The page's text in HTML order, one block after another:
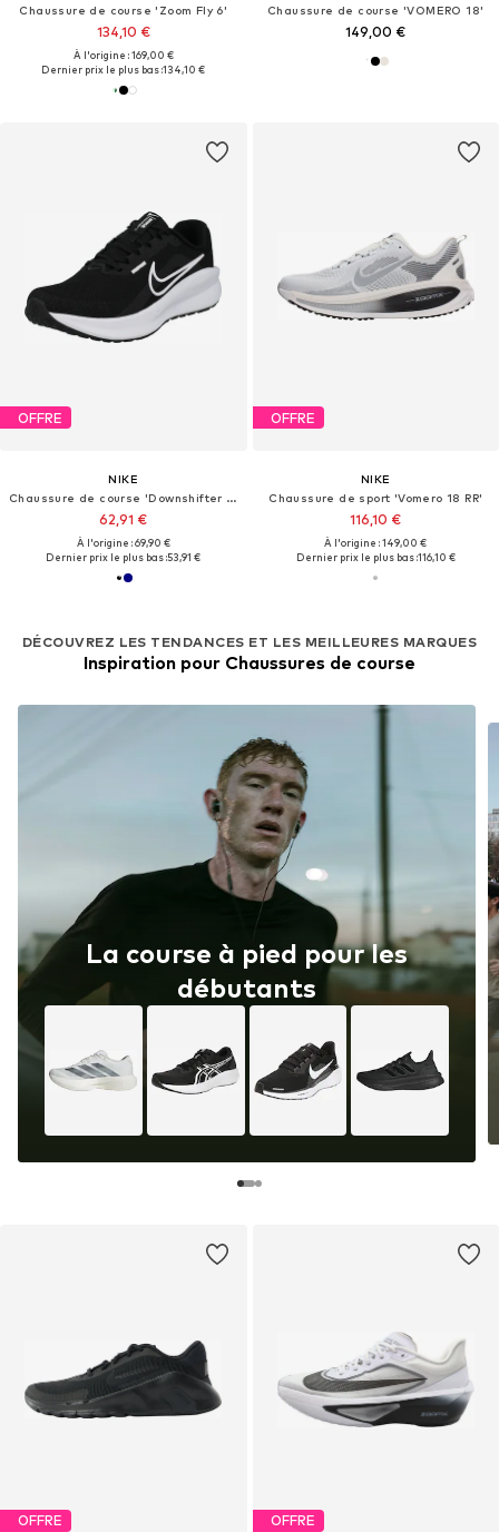
Chaussure de course 'Zoom Fly 6'
134,10 €
À l'origine : 169,00 €
Dernier prix le plus bas :134,10 €
Chaussure de course 'VOMERO 18'
149,00 €
OFFRE
NIKE
Chaussure de course 'Downshifter 13'
62,91 €
À l'origine : 69,90 €
Dernier prix le plus bas :53,91 €
OFFRE
NIKE
Chaussure de sport 'Vomero 18 RR'
116,10 €
À l'origine : 149,00 €
Dernier prix le plus bas :116,10 €
OFFRE
DÉCOUVREZ LES TENDANCES ET LES MEILLEURES MARQUES
Inspiration pour Chaussures de course
La course à pied pour les
débutants
OFFRE